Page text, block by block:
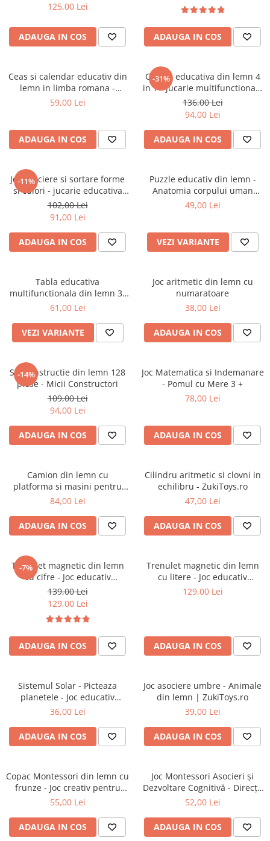
asamblare 36+
125,00 Lei
ADAUGA IN COS ADAUGA IN COS
Ceas si calendar educativ din
lemn in limba romana -
invatare timp, anotimpuri si
59,00 Lei
ADAUGA IN COS
-31%
Casuta educativa din lemn 4
in 1 - jucarie multifunctionala
pentru motricitate, sortare
136,00 Lei
94,00 Lei
ADAUGA IN COS
-11%
Joc asociere si sortare forme
si culori - jucarie educativa
Montessori 3 ani+
102,00 Lei
91,00 Lei
ADAUGA IN COS
Puzzle educativ din lemn -
Anatomia corpului uman
pentru copii - Baiat/Fata
49,00 Lei
VEZI VARIANTE
Tabla educativa
multifunctionala din lemn 3-
in-1, magnetica / marker /
61,00 Lei
VEZI VARIANTE
Joc aritmetic din lemn cu
numaratoare
38,00 Lei
ADAUGA IN COS
-14%
Set constructie din lemn 128
piese - Micii Constructori
109,00 Lei
94,00 Lei
ADAUGA IN COS
Joc Matematica si Indemanare
- Pomul cu Mere 3 +
78,00 Lei
ADAUGA IN COS
Camion din lemn cu
platforma si masini pentru
copii 3 ani+
84,00 Lei
ADAUGA IN COS
Cilindru aritmetic si clovni in
echilibru - ZukiToys.ro
47,00 Lei
ADAUGA IN COS
-7%
Trenulet magnetic din lemn
cu cifre - Joc educativ
Montessori | ZukiToys.ro
139,00 Lei
129,00 Lei
ADAUGA IN COS
Trenulet magnetic din lemn
cu litere - Joc educativ
Montessori | ZukiToys.ro
129,00 Lei
ADAUGA IN COS
Sistemul Solar - Picteaza
planetele - Joc educativ
Montessori | ZukiToys.ro
36,00 Lei
ADAUGA IN COS
Joc asociere umbre - Animale
din lemn | ZukiToys.ro
39,00 Lei
ADAUGA IN COS
Copac Montessori din lemn cu
frunze - Joc creativ pentru
copii | ZukiToys.ro
55,00 Lei
ADAUGA IN COS
Joc Montessori Asocieri și
Dezvoltare Cognitivă - Direcții
& Culori | ZukiToys.ro
52,00 Lei
ADAUGA IN COS